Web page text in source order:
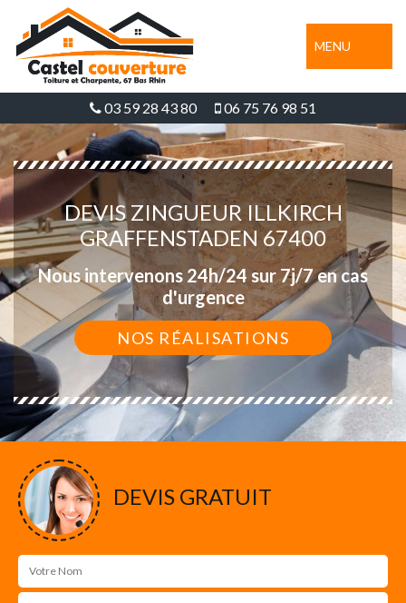
MENU
03 59 28 43 80 06 75 76 98 51
DEVIS ZINGUEUR ILLKIRCH
GRAFFENSTADEN 67400
Nous intervenons 24h/24 sur 7j/7 en cas
d'urgence
NOS RÉALISATIONS
DEVIS GRATUIT